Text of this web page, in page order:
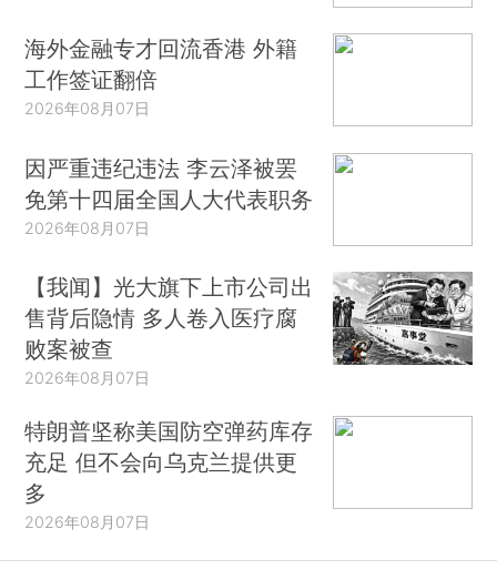
海外金融专才回流香港 外籍
工作签证翻倍
2026年08月07日
因严重违纪违法 李云泽被罢
免第十四届全国人大代表职务
2026年08月07日
【我闻】光大旗下上市公司出
售背后隐情 多人卷入医疗腐
败案被查
2026年08月07日
特朗普坚称美国防空弹药库存
充足 但不会向乌克兰提供更
多
2026年08月07日